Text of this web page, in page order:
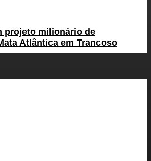
projeto milionário de
Atlântica em Trancoso